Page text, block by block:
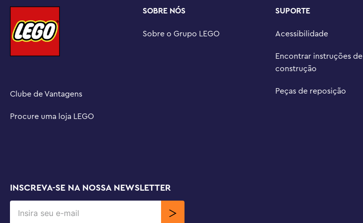
para brincadeiras individuais ou sociais, oferecendo dramatização, coleta de moedas
digitais e desafios divertidos por meio de expansão e reconstrução
Dimensões – O módulo de nuvem neste conjunto de 208 peças mede mais de 11 cm de
Clube de Vantagens
Procure uma loja LEGO
SOBRE NÓS
Sobre o Grupo LEGO
SUPORTE
Acessibilidade
Encontrar instruções de
construção
Peças de reposição
INSCREVA-SE NA NOSSA NEWSLETTER